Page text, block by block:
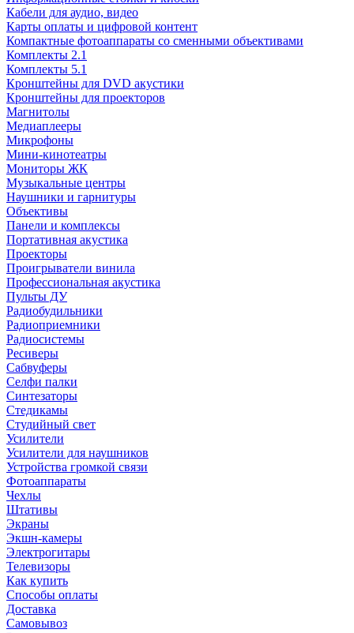
Кабели для аудио, видео
Карты оплаты и цифровой контент
Компактные фотоаппараты со сменными объективами
Комплекты 2.1
Комплекты 5.1
Кронштейны для DVD акустики
Кронштейны для проекторов
Магнитолы
Медиаплееры
Микрофоны
Мини-кинотеатры
Мониторы ЖК
Музыкальные центры
Наушники и гарнитуры
Объективы
Панели и комплексы
Портативная акустика
Проекторы
Проигрыватели винила
Профессиональная акустика
Пульты ДУ
Радиобудильники
Радиоприемники
Радиосистемы
Ресиверы
Сабвуферы
Селфи палки
Синтезаторы
Стедикамы
Студийный свет
Усилители
Усилители для наушников
Устройства громкой связи
Фотоаппараты
Чехлы
Штативы
Экраны
Экшн-камеры
Электрогитары
Телевизоры
Как купить
Способы оплаты
Доставка
Самовывоз